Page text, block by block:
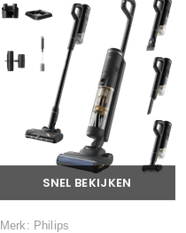
SNEL BEKIJKEN
Merk: Philips